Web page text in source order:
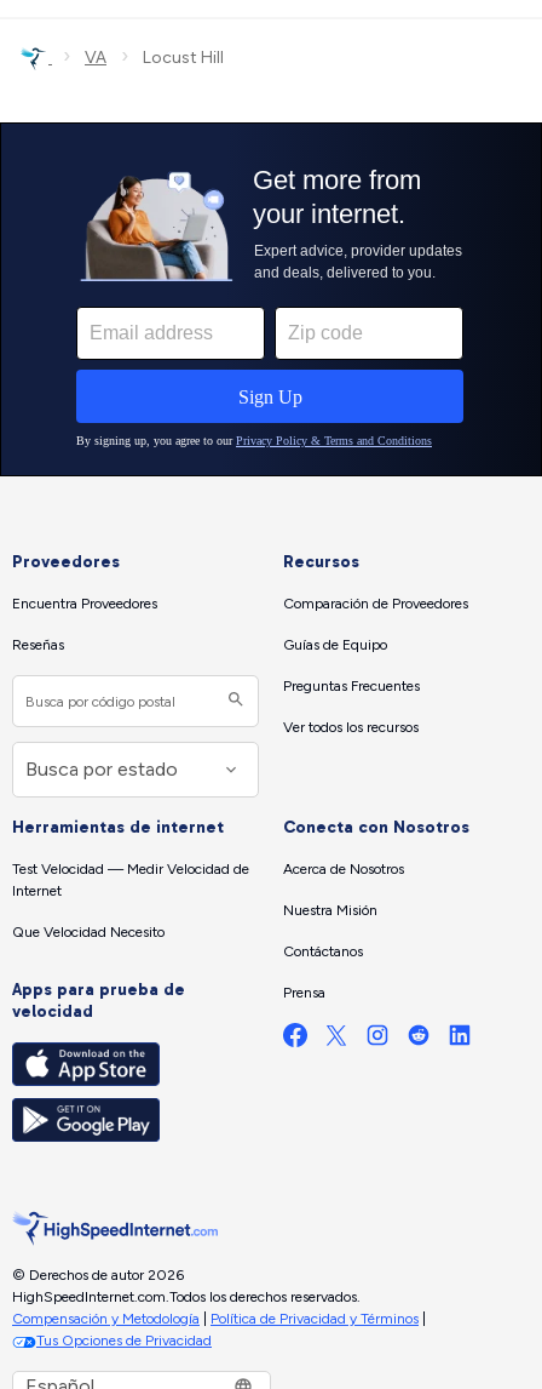
› VA › Locust Hill
Proveedores
Encuentra Proveedores
Reseñas
Recursos
Comparación de Proveedores
Guías de Equipo
Preguntas Frecuentes
Ver todos los recursos
Herramientas de internet
Test Velocidad — Medir Velocidad de
Internet
Que Velocidad Necesito
Apps para prueba de
velocidad
Conecta con Nosotros
Acerca de Nosotros
Nuestra Misión
Contáctanos
Prensa
© Derechos de autor 2026
HighSpeedInternet.com. Todos los derechos reservados.
Compensación y Metodología
Política de Privacidad y Términos
Tus Opciones de Privacidad